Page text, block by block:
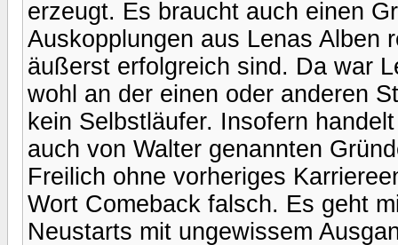
erzeugt. Es braucht auch einen
Auskopplungen aus Lenas Alben
äußerst erfolgreich sind. Da war
wohl an der einen oder anderen
kein Selbstläufer. Insofern
auch von Walter genannten
Freilich ohne vorheriges
Wort Comeback falsch. Es geht
Neustarts mit ungewissem